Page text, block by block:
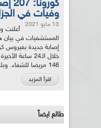
وفيات في الجزائر
13 مايو 2021
أعلنت
خلال الـ24
146 مريضا للشفاء. وبلغ...
اقرأ المزيد
طالع ايضاً